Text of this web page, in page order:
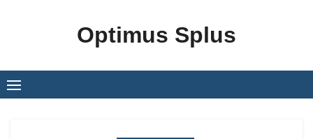
Optimus Splus